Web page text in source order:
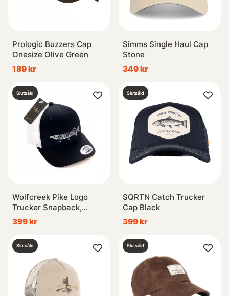
Prologic Buzzers Cap
Onesize Olive Green
189 kr
Simms Single Haul Cap
Stone
349 kr
Slutsåld
Wolfcreek Pike Logo
Trucker Snapback,
Black/White, One Size
399 kr
Slutsåld
SQRTN Catch Trucker
Cap Black
399 kr
Slutsåld Slutsåld